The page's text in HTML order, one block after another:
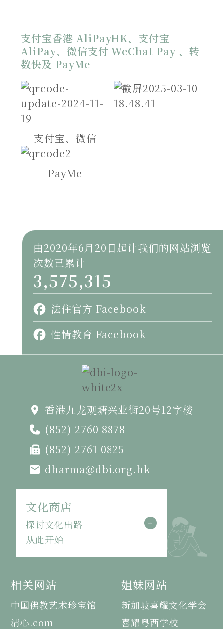
支付宝香港 AliPayHK、支付宝
AliPay、微信支付 WeChat Pay 、转
数快及 PayMe
支付宝、微信
PayMe
由2020年6月20日起计我们的网站浏览
次数已累计
3,575,315
法住官方 Facebook
性情教育 Facebook
香港九龙观塘兴业街20号12字楼
(852) 2760 8878
(852) 2761 0825
dharma@dbi.org.hk
文化商店
探讨文化出路
从此开始
相关网站
中国佛教艺术珍宝馆
清心.com
姐妹网站
新加坡喜耀文化学会
喜耀粤西学校